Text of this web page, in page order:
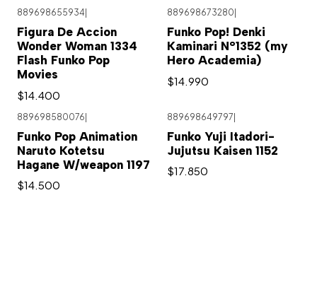
889698655934
Figura De Accion
Wonder Woman 1334
Flash Funko Pop
Movies
$14.400
889698673280
Funko Pop! Denki
Kaminari N°1352 (my
Hero Academia)
$14.990
889698580076|
Funko Pop Animation
Naruto Kotetsu
Hagane W/weapon 1197
$14.500
889698649797|
Funko Yuji Itadori-
Jujutsu Kaisen 1152
$17.850